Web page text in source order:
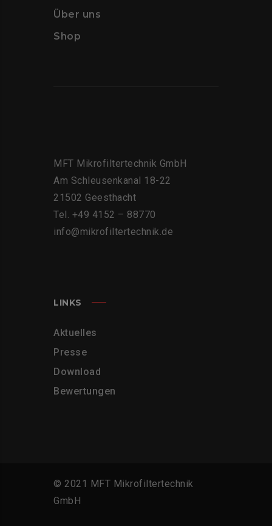
Über uns
Shop
MFT Mikrofiltertechnik GmbH
Am Schleusenkanal 18-22
21502 Geesthacht
Tel. +49 4152 – 88770
info@mikrofiltertechnik.de
LINKS
Aktuelles
Presse
Download
Bewertungen
© 2021 MFT Mikrofiltertechnik
GmbH